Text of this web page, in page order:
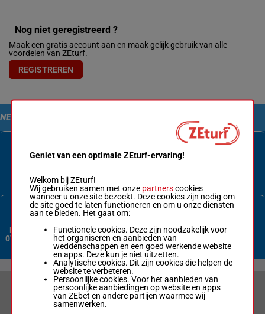
Nog niet geregistreerd ?
Maak een gratis account aan en maak gelijk gebruik van alle
voordelen van ZEturf.
REGISTREREN
NEEM CONTACT MET ONS OP
Nederland:
070 3380 365
VERANTWOORD WEDDEN & PRIVACYVERKLARING
Geniet van een optimale ZEturf-ervaring!
Welkom bij ZEturf!
Wij gebruiken samen met onze partnerscookies
wanneer u onze site bezoekt. Deze cookies zijn nodig om
de site goed te laten functioneren en om u onze diensten
aan te bieden. Het gaat om:
Functionele cookies. Deze zijn noodzakelijk voor
het organiseren en aanbieden van
weddenschappen en een goed werkende website
en apps. Deze kun je niet uitzetten.
Analytische cookies. Dit zijn cookies die helpen de
website te verbeteren.
Persoonlijke cookies. Voor het aanbieden van
persoonlijke aanbiedingen op website en apps
van ZEbet en andere partijen waarmee wij
samenwerken.